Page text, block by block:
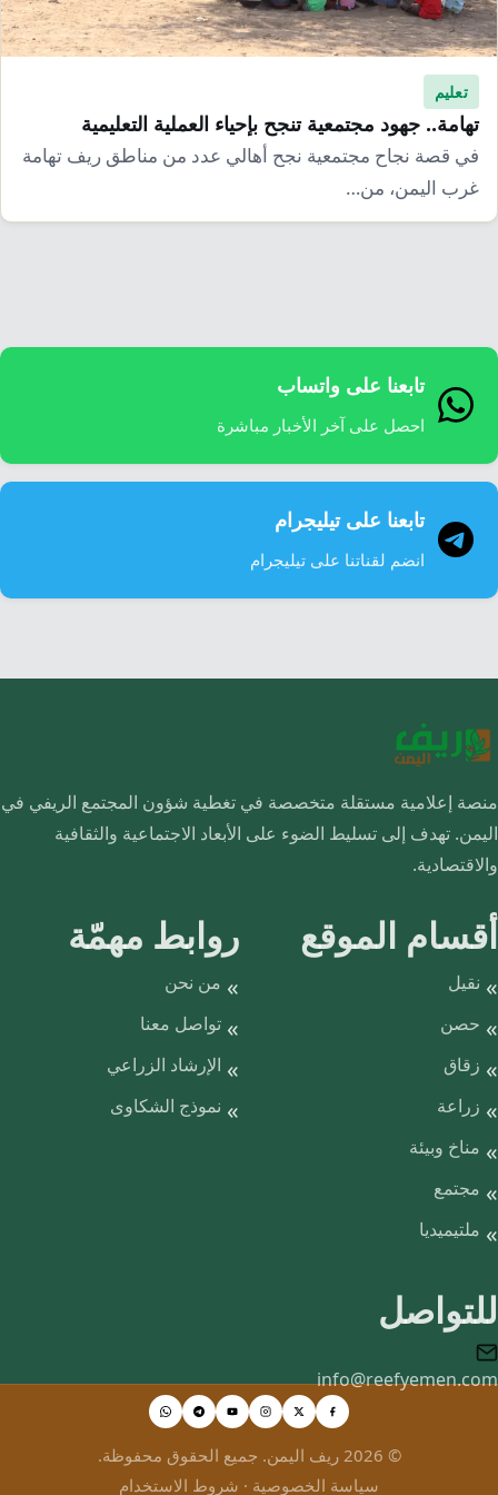
قضايا
معيشة
قصة
انفوجرافيك
تقارير صور
فيديو
تعليم
تهامة.. جهود مجتمعية تنجح بإحياء العملية التعليمية
في قصة نجاح مجتمعية نجح أهالي عدد من مناطق ريف تهامة
غرب اليمن، من…
تابعنا على واتساب
احصل على آخر الأخبار مباشرة
تابعنا على تيليجرام
انضم لقناتنا على تيليجرام
منصة إعلامية مستقلة متخصصة في تغطية شؤون المجتمع الريفي في
اليمن. تهدف إلى تسليط الضوء على الأبعاد الاجتماعية والثقافية
والاقتصادية.
أقسام الموقع
نقيل
حصن
زقاق
زراعة
مناخ وبيئة
مجتمع
ملتيميديا
روابط مهمّة
من نحن
تواصل معنا
الإرشاد الزراعي
نموذج الشكاوى
للتواصل
info@reefyemen.com
© 2026 ريف اليمن. جميع الحقوق محفوظة.
سياسة الخصوصية · شروط الاستخدام